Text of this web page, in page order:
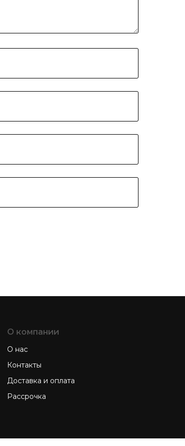
О компании
О нас
Контакты
Доставка и оплата
Рассрочка